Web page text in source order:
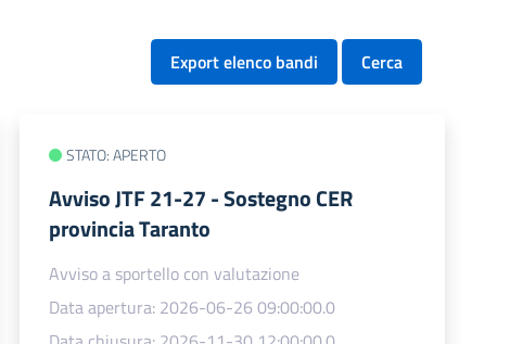
Export elenco bandi Cerca
STATO: APERTO
Avviso JTF 21-27 - Sostegno CER
provincia Taranto
Avviso a sportello con valutazione
Data apertura: 2026-06-26 09:00:00.0